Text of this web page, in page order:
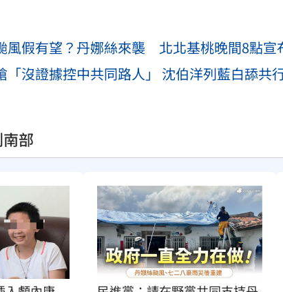
風假有望？丹娜絲來襲 北北基桃晚間8點宣
「沒證據控中共同路人」 沈伯洋列藍白舔共
部